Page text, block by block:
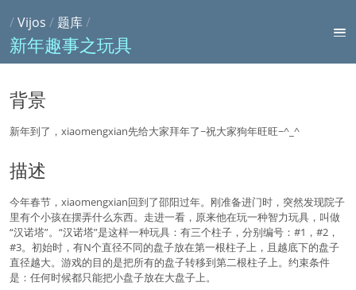
/Vijos / 题库/
新年趣事之玩具
背景
新年到了，xiaomengxian先给大家拜年了~祝大家狗年旺旺~^_^
描述
今年春节，xiaomengxian回到了邵阳过年。刚准备进门时，突然发现院子
里有个小孩在摆弄什么东西。走进一看，原来他在玩一种智力玩具，叫做
“汉诺塔”。“汉诺塔”是这样一种玩具：有三个柱子，分别编号：#1，#2，
#3。初始时，有N个直径不同的盘子放在第一根柱子上，且越底下的盘子
直径越大。游戏的目的是把所有的盘子转移到第二根柱子上。约束条件
是：任何时候都只能把小盘子放在大盘子上。